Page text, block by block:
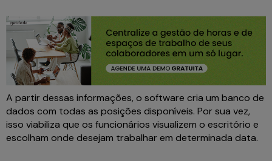
A partir dessas informações, o software cria um banco de
dados com todas as posições disponíveis. Por sua vez,
isso viabiliza que os funcionários visualizem o escritório e
escolham onde desejam trabalhar em determinada data.